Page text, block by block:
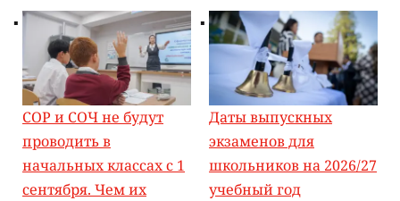
СОР и СОЧ не будут
проводить в
начальных классах с 1
сентября. Чем их
Даты выпускных
экзаменов для
школьников на 2026/27
учебный год